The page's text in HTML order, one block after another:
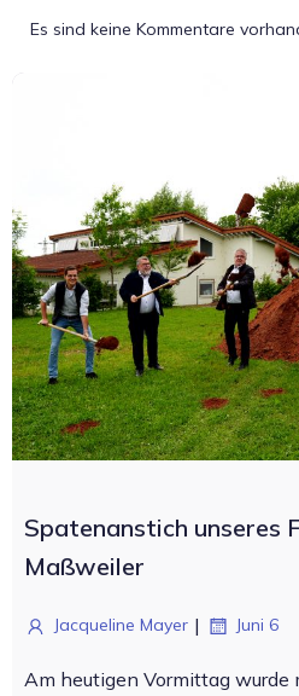
Es sind keine Kommentare
Spatenanstich unseres
Maßweiler
Jacqueline Mayer | Juni 6
Am heutigen Vormittag wurde